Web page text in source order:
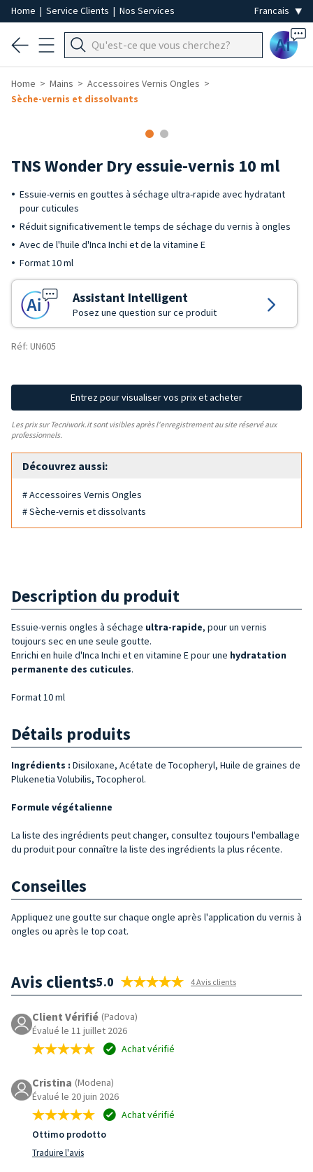
Home | Service Clients | Nos Services
Ai
Home Mains
Accessoires Vernis Ongles
Sèche-vernis et dissolvants
TNS Wonder Dry essuie-vernis 10 ml
Essuie-vernis en gouttes à séchage ultra-rapide avec hydratant
pour cuticules
Réduit significativement le temps de séchage du vernis à ongles
Avec de l'huile d'Inca Inchi et de la vitamine E
Format 10 ml
Assistant Intelligent
Posez une question sur ce produit
Réf: UN605
Entrez pour visualiser vos prix et acheter
Les prix sur Tecniwork.it sont visibles après l'enregistrement au site réservé aux
professionnels.
Découvrez aussi:
# Accessoires Vernis Ongles
# Sèche-vernis et dissolvants
Description du produit
Essuie-vernis ongles à séchage ultra-rapide, pour un vernis
toujours sec en une seule goutte.
Enrichi en huile d'Inca Inchi et en vitamine E pour une hydratation
permanente des cuticules.
Format 10 ml
Détails produits
Ingrédients : Disiloxane, Acétate de Tocopheryl, Huile de graines de
Plukenetia Volubilis, Tocopherol.
Formule végétalienne
La liste des ingrédients peut changer, consultez toujours l'emballage
du produit pour connaître la liste des ingrédients la plus récente.
Conseilles
Appliquez une goutte sur chaque ongle après l'application du vernis à
ongles ou après le top coat.
Avis clients5.0 4 Avis clients
Client Vérifié (Padova)
Évalué le 11 juillet 2026
Achat vérifié
Cristina (Modena)
Évalué le 20 juin 2026
Achat vérifié
Ottimo prodotto
Traduire l'avis